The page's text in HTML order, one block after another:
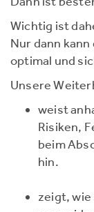
Wichtig ist
Nur dann
optimal und
Unsere
weist
Risiken,
beim
hin.
zeigt,